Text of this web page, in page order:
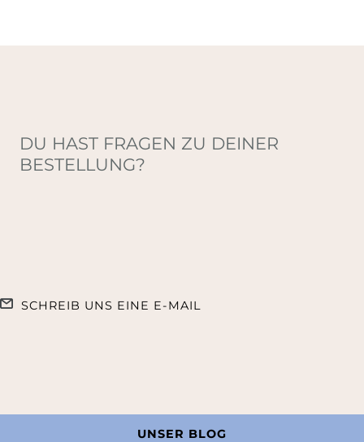
DU HAST FRAGEN ZU DEINER
BESTELLUNG?
SCHREIB UNS EINE E-MAIL
UNSER BLOG